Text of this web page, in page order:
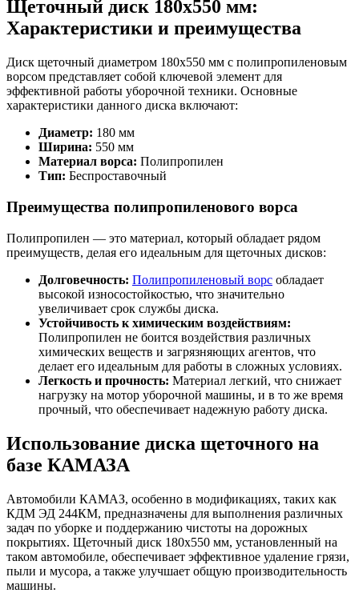
Щеточный диск 180х550 мм:
Характеристики и преимущества
Диск щеточный диаметром 180х550 мм с полипропиленовым
ворсом представляет собой ключевой элемент для
эффективной работы уборочной техники. Основные
характеристики данного диска включают:
Диаметр: 180 мм
Ширина: 550 мм
Материал ворса: Полипропилен
Тип: Беспроставочный
Преимущества полипропиленового ворса
Полипропилен — это материал, который обладает рядом
преимуществ, делая его идеальным для щеточных дисков:
Долговечность: Полипропиленовый ворс обладает
высокой износостойкостью, что значительно
увеличивает срок службы диска.
Устойчивость к химическим воздействиям:
Полипропилен не боится воздействия различных
химических веществ и загрязняющих агентов, что
делает его идеальным для работы в сложных условиях.
Легкость и прочность: Материал легкий, что снижает
нагрузку на мотор уборочной машины, и в то же время
прочный, что обеспечивает надежную работу диска.
Использование диска щеточного на
базе КАМАЗА
Автомобили КАМАЗ, особенно в модификациях, таких как
КДМ ЭД 244КМ, предназначены для выполнения различных
задач по уборке и поддержанию чистоты на дорожных
покрытиях. Щеточный диск 180х550 мм, установленный на
таком автомобиле, обеспечивает эффективное удаление грязи,
пыли и мусора, а также улучшает общую производительность
машины.